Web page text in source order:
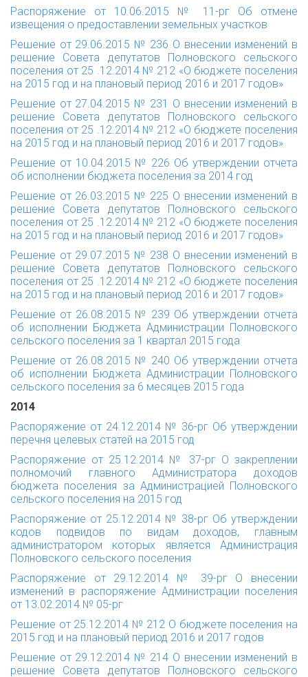
Распоряжение от 10.06.2015 № 11-рг Об отмене
извещения о предоставлении земельных участков
Решение от 29.06.2015 № 236 О внесении изменений в
решение Совета депутатов Полновского сельского
поселения от 25 .12.2014 № 212 «О бюджете поселения
на 2015 год и на плановый период 2016 и 2017 годов»
Решение от 27.04.2015 № 231 О внесении изменений в
решение Совета депутатов Полновского сельского
поселения от 25 .12.2014 № 212 «О бюджете поселения
на 2015 год и на плановый период 2016 и 2017 годов»
Решение от 10.04.2015 № 226 Об утверждении отчета
об исполнении бюджета поселения за 2014 год
Решение от 26.03.2015 № 225 О внесении изменений в
решение Совета депутатов Полновского сельского
поселения от 25 .12.2014 № 212 «О бюджете поселения
на 2015 год и на плановый период 2016 и 2017 годов»
Решение от 29.07.2015 № 238 О внесении изменений в
решение Совета депутатов Полновского сельского
поселения от 25 .12.2014 № 212 «О бюджете поселения
на 2015 год и на плановый период 2016 и 2017 годов»
Решение от 26.08.2015 № 239 Об утверждении отчета
об исполнении Бюджета Администрации Полновского
сельского поселения за 1 квартал 2015 года
Решение от 26.08.2015 № 240 Об утверждении отчета
об исполнении Бюджета Администрации Полновского
сельского поселения за 6 месяцев 2015 года
2014
Распоряжение от 24.12.2014 № 36-рг Об утверждении
перечня целевых статей на 2015 год
Распоряжение от 25.12.2014 № 37-рг О закреплении
полномочий главного Администратора доходов
бюджета поселения за Администрацией Полновского
сельского поселения на 2015 год
Распоряжение от 25.12.2014 № 38-рг Об утверждении
кодов подвидов по видам доходов, главным
администратором которых является Администрация
Полновского сельского поселения
Распоряжение от 29.12.2014 № 39-рг
О внесении
изменений в распоряжение Администрации поселения
от 13.02.2014 № 05-рг
Решение от 25.12.2014 № 212 О бюджете поселения на
2015 год и на плановый период 2016 и 2017 годов
Решение от 29.12.2014 № 214 О внесении изменений в
решение Совета депутатов Полновского сельского